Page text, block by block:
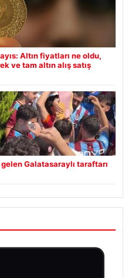
Altın fiyatları ne oldu,
ve tam altın alış satış
Galatasaraylı taraftarı